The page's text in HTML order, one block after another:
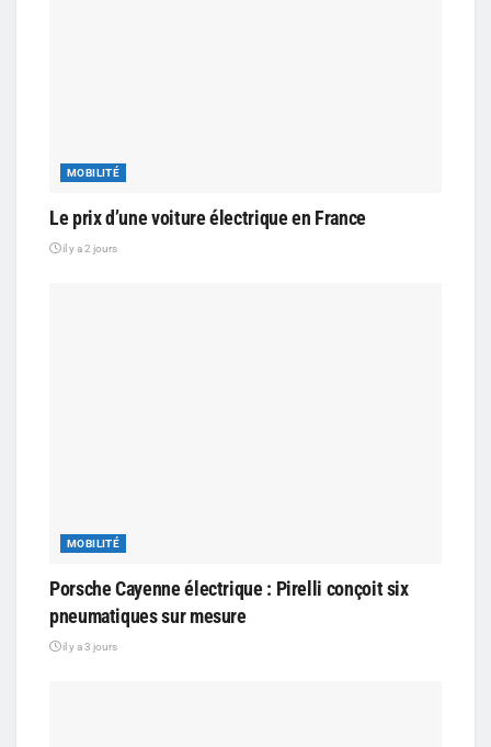
MOBILITÉ
Le prix d’une voiture électrique en France
il y a 2 jours
MOBILITÉ
Porsche Cayenne électrique : Pirelli conçoit six
pneumatiques sur mesure
il y a 3 jours